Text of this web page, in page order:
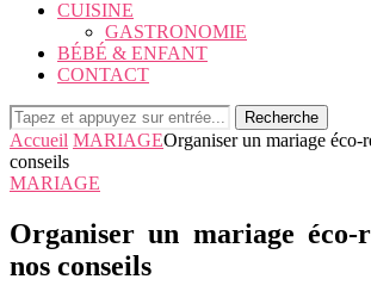
CUISINE
GASTRONOMIE
BÉBÉ & ENFANT
CONTACT
Recherche
Accueil MARIAGEOrganiser un mariage éco-
conseils
MARIAGE
Organiser un mariage éco-
nos conseils